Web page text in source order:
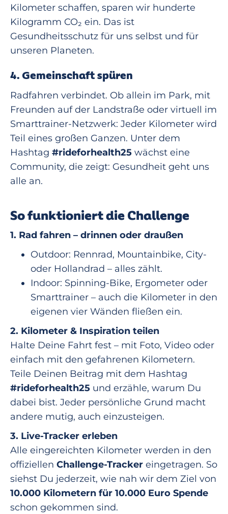
Kilometer schaffen, sparen wir hunderte
Kilogramm CO₂ ein. Das ist
Gesundheitsschutz für uns selbst und für
unseren Planeten.
4. Gemeinschaft spüren
Radfahren verbindet. Ob allein im Park, mit
Freunden auf der Landstraße oder virtuell im
Smarttrainer-Netzwerk: Jeder Kilometer wird
Teil eines großen Ganzen. Unter dem
Hashtag #rideforhealth25 wächst eine
Community, die zeigt: Gesundheit geht uns
alle an.
So funktioniert die Challenge
1. Rad fahren – drinnen oder draußen
Outdoor: Rennrad, Mountainbike, City-
oder Hollandrad – alles zählt.
Indoor: Spinning-Bike, Ergometer oder
Smarttrainer – auch die Kilometer in den
eigenen vier Wänden fließen ein.
2. Kilometer & Inspiration teilen
Halte Deine Fahrt fest – mit Foto, Video oder
einfach mit den gefahrenen Kilometern.
Teile Deinen Beitrag mit dem Hashtag
#rideforhealth25 und erzähle, warum Du
dabei bist. Jeder persönliche Grund macht
andere mutig, auch einzusteigen.
3. Live-Tracker erleben
Alle eingereichten Kilometer werden in den
offiziellen Challenge-Tracker eingetragen. So
siehst Du jederzeit, wie nah wir dem Ziel von
10.000 Kilometern für 10.000 Euro Spende
schon gekommen sind.